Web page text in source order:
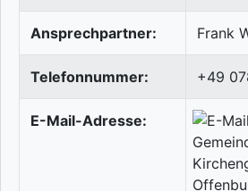
Ansprechpartner: Frank
Telefonnummer: +49
E-Mail-Adresse: